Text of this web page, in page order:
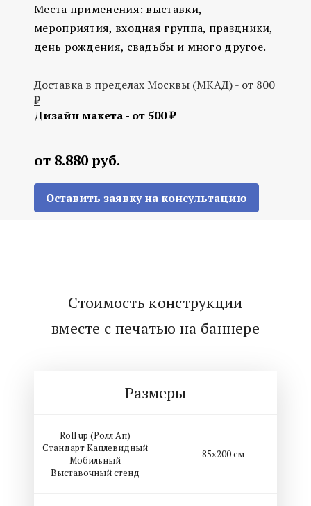
Места применения: выставки,
мероприятия, входная группа, праздники,
день рождения, свадьбы и много другое.
Доставка в пределах Москвы (МКАД) - от 800
₽
Дизайн макета - от 500 ₽
Оставить заявку на консультацию
от 8.880 руб.
Стоимость конструкции
вместе с печатью на баннере
Размеры
Roll up (Ролл Ап)
Стандарт Каплевидный
Мобильный
Выставочный стенд
85х200 см